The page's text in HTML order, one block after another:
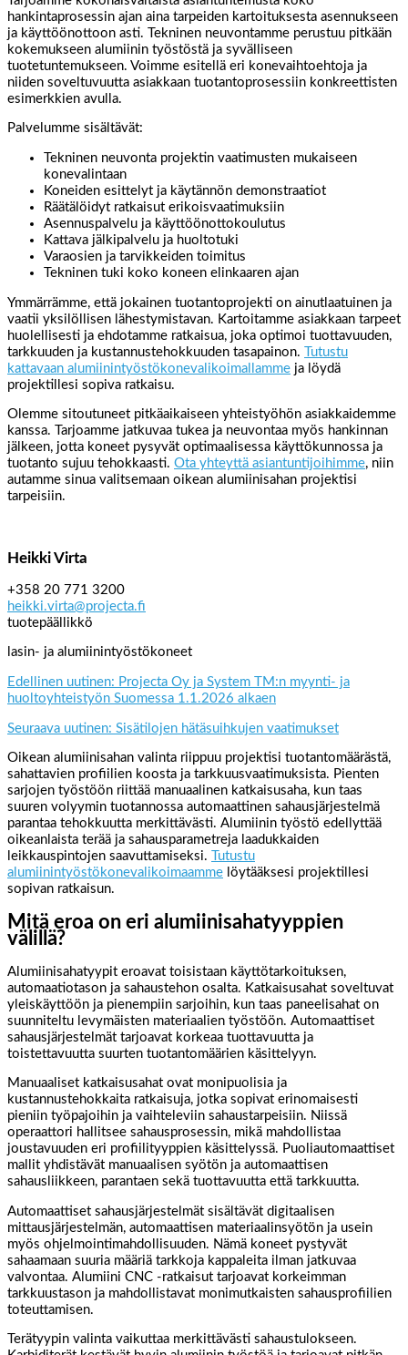
hankintaprosessin ajan aina tarpeiden kartoituksesta asennukseen
ja käyttöönottoon asti. Tekninen neuvontamme perustuu pitkään
kokemukseen alumiinin työstöstä ja syvälliseen
tuotetuntemukseen. Voimme esitellä eri konevaihtoehtoja ja
niiden soveltuvuutta asiakkaan tuotantoprosessiin konkreettisten
esimerkkien avulla.
Palvelumme sisältävät:
Tekninen neuvonta projektin vaatimusten mukaiseen
konevalintaan
Koneiden esittelyt ja käytännön demonstraatiot
Räätälöidyt ratkaisut erikoisvaatimuksiin
Asennuspalvelu ja käyttöönottokoulutus
Kattava jälkipalvelu ja huoltotuki
Varaosien ja tarvikkeiden toimitus
Tekninen tuki koko koneen elinkaaren ajan
Ymmärrämme, että jokainen tuotantoprojekti on ainutlaatuinen ja
vaatii yksilöllisen lähestymistavan. Kartoitamme asiakkaan tarpeet
huolellisesti ja ehdotamme ratkaisua, joka optimoi tuottavuuden,
tarkkuuden ja kustannustehokkuuden tasapainon. Tutustu
kattavaan alumiinintyöstökonevalikoimallamme ja löydä
projektillesi sopiva ratkaisu.
Olemme sitoutuneet pitkäaikaiseen yhteistyöhön asiakkaidemme
kanssa. Tarjoamme jatkuvaa tukea ja neuvontaa myös hankinnan
jälkeen, jotta koneet pysyvät optimaalisessa käyttökunnossa ja
tuotanto sujuu tehokkaasti. Ota yhteyttä asiantuntijoihimme, niin
autamme sinua valitsemaan oikean alumiinisahan projektisi
tarpeisiin.
Heikki Virta
+358 20 771 3200
heikki.virta@projecta.fi
tuotepäällikkö
lasin- ja alumiinintyöstökoneet
Edellinen uutinen: Projecta Oy ja System TM:n myynti- ja
huoltoyhteistyön Suomessa 1.1.2026 alkaen
Seuraava uutinen: Sisätilojen hätäsuihkujen vaatimukset
Oikean alumiinisahan valinta riippuu projektisi tuotantomäärästä,
sahattavien profiilien koosta ja tarkkuusvaatimuksista. Pienten
sarjojen työstöön riittää manuaalinen katkaisusaha, kun taas
suuren volyymin tuotannossa automaattinen sahausjärjestelmä
parantaa tehokkuutta merkittävästi. Alumiinin työstö edellyttää
oikeanlaista terää ja sahausparametreja laadukkaiden
leikkauspintojen saavuttamiseksi.
Tutustu
alumiinintyöstökonevalikoimaamme löytääksesi projektillesi
sopivan ratkaisun.
Mitä eroa on eri alumiinisahatyyppien
välillä?
Alumiinisahatyypit eroavat toisistaan käyttötarkoituksen,
automaatiotason ja sahaustehon osalta. Katkaisusahat soveltuvat
yleiskäyttöön ja pienempiin sarjoihin, kun taas paneelisahat on
suunniteltu levymäisten materiaalien työstöön. Automaattiset
sahausjärjestelmät tarjoavat korkeaa tuottavuutta ja
toistettavuutta suurten tuotantomäärien käsittelyyn.
Manuaaliset katkaisusahat ovat monipuolisia ja
kustannustehokkaita ratkaisuja, jotka sopivat erinomaisesti
pieniin työpajoihin ja vaihteleviin sahaustarpeisiin. Niissä
operaattori hallitsee sahausprosessin, mikä mahdollistaa
joustavuuden eri profiilityyppien käsittelyssä. Puoliautomaattiset
mallit yhdistävät manuaalisen syötön ja automaattisen
sahausliikkeen, parantaen sekä tuottavuutta että tarkkuutta.
Automaattiset sahausjärjestelmät sisältävät digitaalisen
mittausjärjestelmän, automaattisen materiaalinsyötön ja usein
myös ohjelmointimahdollisuuden. Nämä koneet pystyvät
sahaamaan suuria määriä tarkkoja kappaleita ilman jatkuvaa
valvontaa. Alumiini CNC -ratkaisut tarjoavat korkeimman
tarkkuustason ja mahdollistavat monimutkaisten sahausprofiilien
toteuttamisen.
Terätyypin valinta vaikuttaa merkittävästi sahaustulokseen.